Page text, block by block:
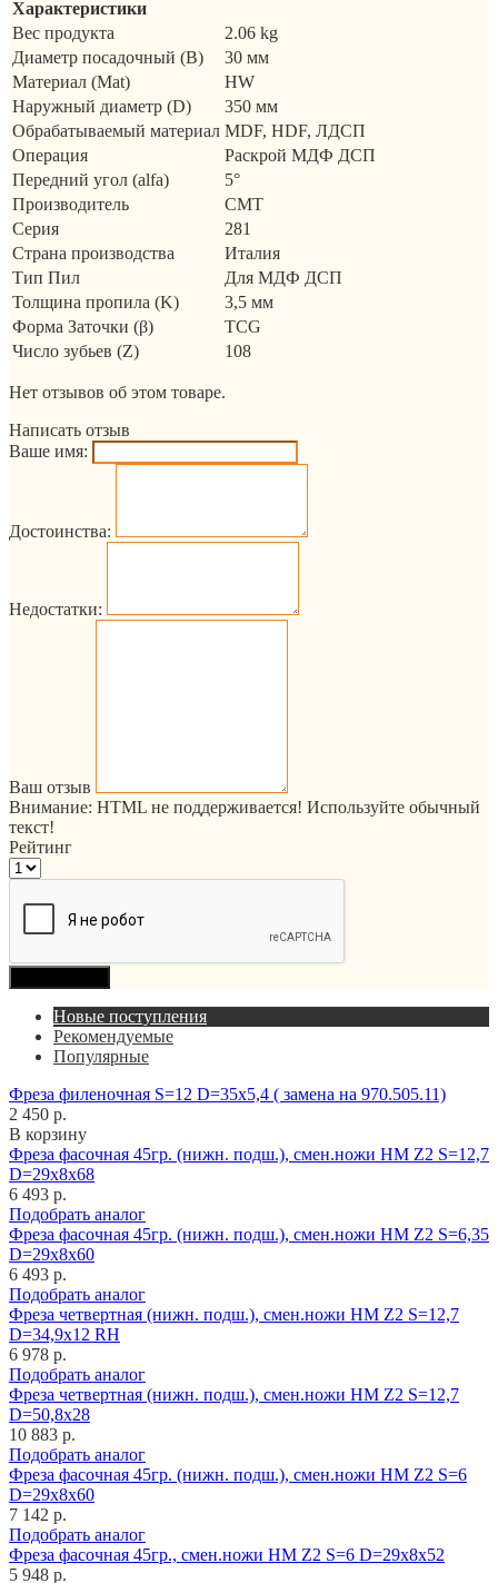
Характеристики
Вес продукта
2.06 kg
Диаметр посадочный (B)
30 мм
Материал (Mat)
HW
Наружный диаметр (D)
350 мм
Обрабатываемый материал MDF, HDF, ЛДСП
Операция
Раскрой МДФ ДСП
Передний угол (alfa)
5°
Производитель
CMT
Серия
281
Страна производства
Италия
Тип Пил
Для МДФ ДСП
Толщина пропила (K)
3,5 мм
Форма Заточки (β)
TCG
Число зубьев (Z)
108
Нет отзывов об этом товаре.
Написать отзыв
Ваше имя:
Достоинства:
Недостатки:
Ваш отзыв
Внимание: HTML не поддерживается! Используйте обычный
текст!
Рейтинг
Новые поступления
Рекомендуемые
Популярные
Фреза филеночная S=12 D=35x5,4 ( замена на 970.505.11)
2 450 р.
В корзину
Фреза фасочная 45гр. (нижн. подш.), смен.ножи HM Z2 S=12,7
D=29x8x68
6 493 р.
Подобрать аналог
Фреза фасочная 45гр. (нижн. подш.), смен.ножи HM Z2 S=6,35
D=29x8x60
6 493 р.
Подобрать аналог
Фреза четвертная (нижн. подш.), смен.ножи HM Z2 S=12,7
D=34,9x12 RH
6 978 р.
Подобрать аналог
Фреза четвертная (нижн. подш.), смен.ножи HM Z2 S=12,7
D=50,8x28
10 883 р.
Подобрать аналог
Фреза фасочная 45гр. (нижн. подш.), смен.ножи HM Z2 S=6
D=29x8x60
7 142 р.
Подобрать аналог
Фреза фасочная 45гр., смен.ножи HM Z2 S=6 D=29x8x52
5 948 р.